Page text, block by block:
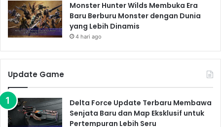
Monster Hunter Wilds Membuka Era
Baru Berburu Monster dengan Dunia
yang Lebih Dinamis
4 hari ago
Update Game
Delta Force Update Terbaru Membawa
Senjata Baru dan Map Eksklusif untuk
Pertempuran Lebih Seru